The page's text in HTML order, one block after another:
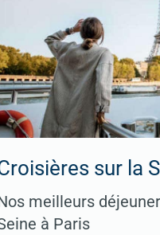
sur la
meilleurs
à Paris